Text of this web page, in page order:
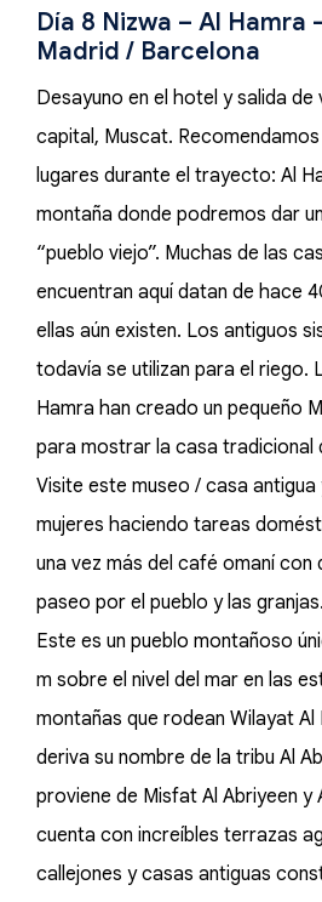
Día 8 Nizwa – Al Hamra
Madrid / Barcelona
Desayuno en el hotel y salida de
capital, Muscat.
lugares durante el trayecto: Al
montaña donde podremos dar
“pueblo viejo”. Muchas de las
encuentran aquí datan de hace
ellas aún existen. Los antiguos
todavía se utilizan para el riego.
Hamra han creado un pequeño
para mostrar la casa tradicional
Visite este museo / casa antigua
mujeres haciendo tareas
una vez más del café omaní con
paseo por el pueblo y las
Este es un pueblo montañoso
m sobre el nivel del mar en las
montañas que rodean Wilayat
deriva su nombre de la tribu Al
proviene de Misfat Al Abriyeen y
cuenta con increíbles terrazas
callejones y casas antiguas